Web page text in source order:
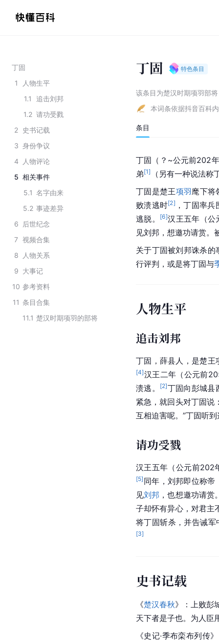
丁固
1
人物生平
1.1
追击刘邦
1.2 请功受戮
2
史书记载
3 身份争议
4
人物评论
5 相关事件
5.1 名字由来
5.2 事迹差异
6
后世纪念
7 视频合集
8
人物关系
9 大事记
10 参考资料
11 条目合集
11.1 楚汉时期项羽的部将
丁固 特色条目
该条目为楚汉时期项羽部将
本词条依据抖音百科
条目
丁固（？~公元前202
弟[1]
（另有一种说法称
丁固是楚王项羽麾下将
败溃逃时[2] ，丁固率
逃脱。
[6]汉王五年（公
见刘邦，想邀功请赏。
关于丁固被刘邦诛杀
行评判，或是将丁固与
人物生平
追击刘邦
丁固， 薛县人，是楚王
[4]汉王二年（公元前
溃逃。
[2]丁固向彭城县
紧急，就回头对丁固说
互相迫害呢。”丁固听
请功受戮
汉王五年（公元前202
[5] 同年， 刘邦即位称帝
见刘邦 ，也想邀功请
子却怀有异心，对君主
将丁固斩杀，并告诫军
[3]
史书记载
《楚汉春秋》：上败彭
天下者是子也。为人臣
《史记·季布栾布列传